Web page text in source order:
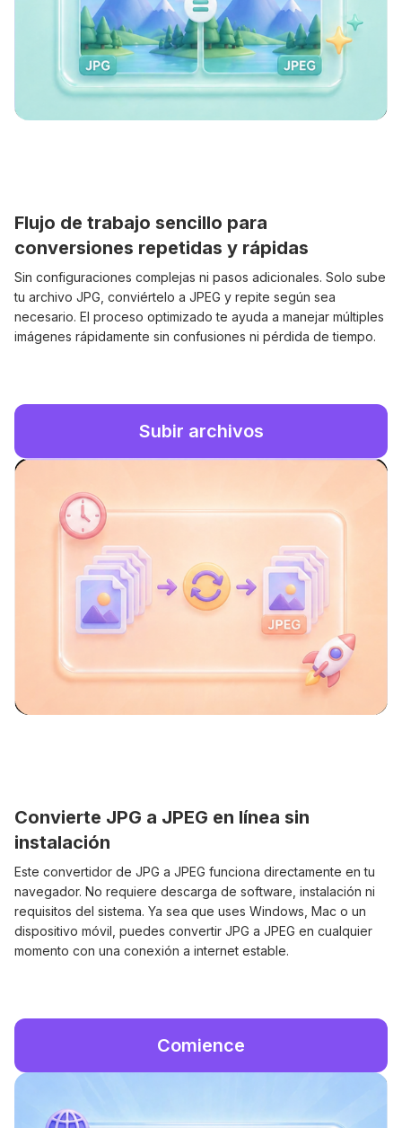
Flujo de trabajo sencillo para
conversiones repetidas y rápidas
Sin configuraciones complejas ni pasos adicionales. Solo sube
tu archivo JPG, conviértelo a JPEG y repite según sea
necesario. El proceso optimizado te ayuda a manejar múltiples
imágenes rápidamente sin confusiones ni pérdida de tiempo.
Subir archivos
Convierte JPG a JPEG en línea sin
instalación
Este convertidor de JPG a JPEG funciona directamente en tu
navegador. No requiere descarga de software, instalación ni
requisitos del sistema. Ya sea que uses Windows, Mac o un
dispositivo móvil, puedes convertir JPG a JPEG en cualquier
momento con una conexión a internet estable.
Comience